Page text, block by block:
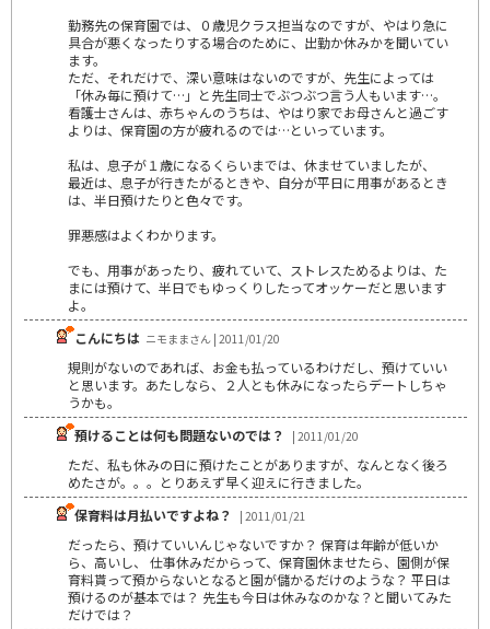
勤務先の保育園では、０歳児クラス担当なのですが、やはり急に
具合が悪くなったりする場合のために、出勤か休みかを聞いてい
ます。
ただ、それだけで、深い意味はないのですが、先生によっては
「休み毎に預けて…」と先生同士でぶつぶつ言う人もいます…。
看護士さんは、赤ちゃんのうちは、やはり家でお母さんと過ごす
よりは、保育園の方が疲れるのでは…といっています。
私は、息子が１歳になるくらいまでは、休ませていましたが、
最近は、息子が行きたがるときや、自分が平日に用事があるとき
は、半日預けたりと色々です。
罪悪感はよくわかります。
でも、用事があったり、疲れていて、ストレスためるよりは、た
まには預けて、半日でもゆっくりしたってオッケーだと思います
よ。
こんにちは ニモままさん | 2011/01/20
規則がないのであれば、お金も払っているわけだし、預けていい
と思います。あたしなら、２人とも休みになったらデートしちゃ
うかも。
預けることは何も問題ないのでは？
| 2011/01/20
ただ、私も休みの日に預けたことがありますが、なんとなく後ろ
めたさが。。。とりあえず早く迎えに行きました。
保育料は月払いですよね？
| 2011/01/21
だったら、預けていいんじゃないですか？ 保育は年齢が低いか
ら、高いし、 仕事休みだからって、保育園休ませたら、園側が保
育料貰って預からないとなると園が儲かるだけのような？ 平日は
預けるのが基本では？ 先生も今日は休みなのかな？と聞いてみた
だけでは？